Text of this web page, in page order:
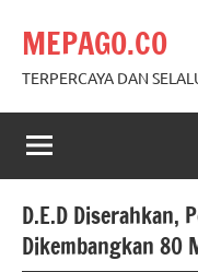
content
MEPAGO.CO
TERPERCAYA DAN
D.E.D Diserahkan,
Dikembangkan 80